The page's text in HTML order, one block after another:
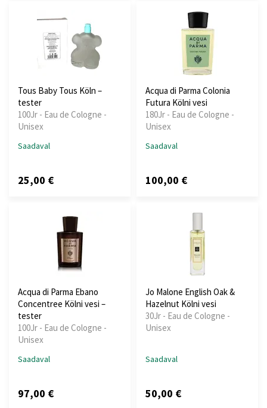
Tous Baby Tous Köln –
tester
100Jr - Eau de Cologne -
Unisex
Saadaval
25,00 €
Acqua di Parma Colonia
Futura Kölni vesi
180Jr - Eau de Cologne -
Unisex
Saadaval
100,00 €
Acqua di Parma Ebano
Concentree Kölni vesi –
tester
100Jr - Eau de Cologne -
Unisex
Saadaval
97,00 €
Jo Malone English Oak &
Hazelnut Kölni vesi
30Jr - Eau de Cologne -
Unisex
Saadaval
50,00 €